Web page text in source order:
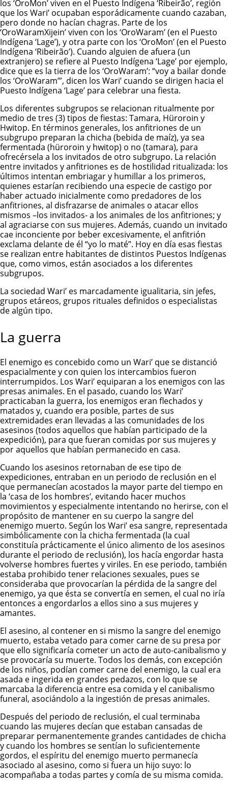
los ‘OroMon’ viven en el Puesto Indígena ‘Ribeirão’, región
que los Wari’ ocupaban esporádicamente cuando cazaban,
pero donde no hacían chagras. Parte de los
‘OroWaramXijein’ viven con los ‘OroWaram’ (en el Puesto
Indígena ‘Lage’), y otra parte con los ‘OroMon’ (en el Puesto
Indígena ‘Ribeirão’). Cuando alguien de afuera (un
extranjero) se refiere al Puesto Indígena ‘Lage’ por ejemplo,
dice que es la tierra de los ‘OroWaram’: “voy a bailar donde
los ‘OroWaram’”, dicen los Wari’ cuando se dirigen hacia el
Puesto Indígena ‘Lage’ para celebrar una fiesta.
Los diferentes subgrupos se relacionan ritualmente por
medio de tres (3) tipos de fiestas: Tamara, Hüroroin y
Hwitop. En términos generales, los anfitriones de un
subgrupo preparan la chicha (bebida de maíz), ya sea
fermentada (hüroroin y hwitop) o no (tamara), para
ofrecérsela a los invitados de otro subgrupo. La relación
entre invitados y anfitriones es de hostilidad ritualizada: los
últimos intentan embriagar y humillar a los primeros,
quienes estarían recibiendo una especie de castigo por
haber actuado inicialmente como predadores de los
anfitriones, al disfrazarse de animales o atacar ellos
mismos –los invitados- a los animales de los anfitriones; y
al agraciarse con sus mujeres. Además, cuando un invitado
cae inconciente por beber excesivamente, el anfitrión
exclama delante de él “yo lo maté”. Hoy en día esas fiestas
se realizan entre habitantes de distintos Puestos Indígenas
que, como vimos, están asociados a los diferentes
subgrupos.
La sociedad Wari’ es marcadamente igualitaria, sin jefes,
grupos etáreos, grupos rituales definidos o especialistas
de algún tipo.
La guerra
El enemigo es concebido como un Wari’ que se distanció
espacialmente y con quien los intercambios fueron
interrumpidos. Los Wari’ equiparan a los enemigos con las
presas animales. En el pasado, cuando los Wari’
practicaban la guerra, los enemigos eran flechados y
matados y, cuando era posible, partes de sus
extremidades eran llevadas a las comunidades de los
asesinos (todos aquellos que habían participado de la
expedición), para que fueran comidas por sus mujeres y
por aquellos que habían permanecido en casa.
Cuando los asesinos retornaban de ese tipo de
expediciones, entraban en un periodo de reclusión en el
que permanecían acostados la mayor parte del tiempo en
la ‘casa de los hombres’, evitando hacer muchos
movimientos y especialmente intentando no herirse, con el
propósito de mantener en su cuerpo la sangre del
enemigo muerto. Según los Wari’ esa sangre, representada
simbólicamente con la chicha fermentada (la cual
constituía prácticamente el único alimento de los asesinos
durante el periodo de reclusión), los hacía engordar hasta
volverse hombres fuertes y viriles. En ese periodo, también
estaba prohibido tener relaciones sexuales, pues se
consideraba que provocarían la pérdida de la sangre del
enemigo, ya que ésta se convertía en semen, el cual no iría
entonces a engordarlos a ellos sino a sus mujeres y
amantes.
El asesino, al contener en si mismo la sangre del enemigo
muerto, estaba vetado para comer carne de su presa por
que ello significaría cometer un acto de auto-canibalismo y
se provocaría su muerte. Todos los demás, con excepción
de los niños, podían comer carne del enemigo, la cual era
asada e ingerida en grandes pedazos, con lo que se
marcaba la diferencia entre esa comida y el canibalismo
funeral, asociándolo a la ingestión de presas animales.
Después del periodo de reclusión, el cual terminaba
cuando las mujeres decían que estaban cansadas de
preparar permanentemente grandes cantidades de chicha
y cuando los hombres se sentían lo suficientemente
gordos, el espíritu del enemigo muerto permanecía
asociado al asesino, como si fuera un hijo suyo: lo
acompañaba a todas partes y comía de su misma comida.